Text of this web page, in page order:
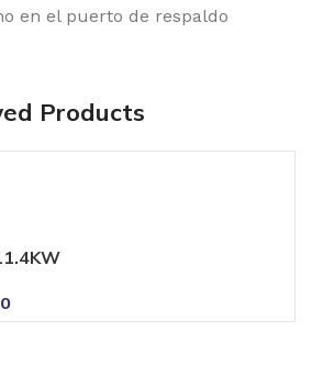
en el puerto de respaldo
Products